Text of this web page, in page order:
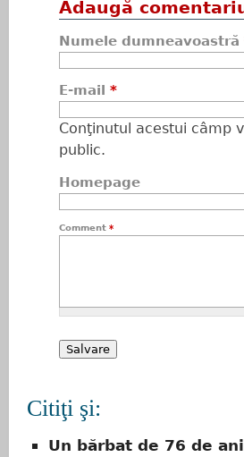
Adaugă
Numele dumneavoastră
E-mail *
Conţinutul acestui câmp
public.
Homepage
Comment *
Citiţi şi:
Un bărbat de 76 de